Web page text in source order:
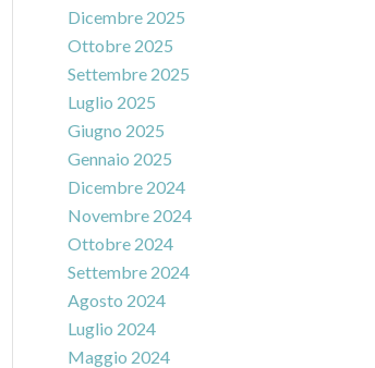
Dicembre 2025
Ottobre 2025
Settembre 2025
Luglio 2025
Giugno 2025
Gennaio 2025
Dicembre 2024
Novembre 2024
Ottobre 2024
Settembre 2024
Agosto 2024
Luglio 2024
Maggio 2024